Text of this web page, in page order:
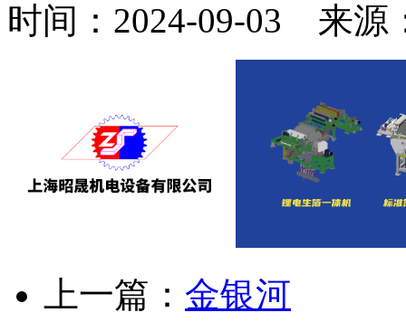
时间：2024-09-03 来
上一篇： 金银河